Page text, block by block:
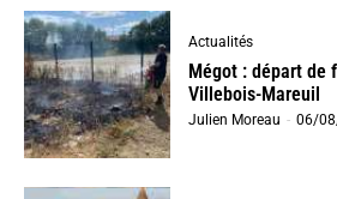
Actualités
Mégot : départ de
Villebois-Mareuil
Julien Moreau - 06/